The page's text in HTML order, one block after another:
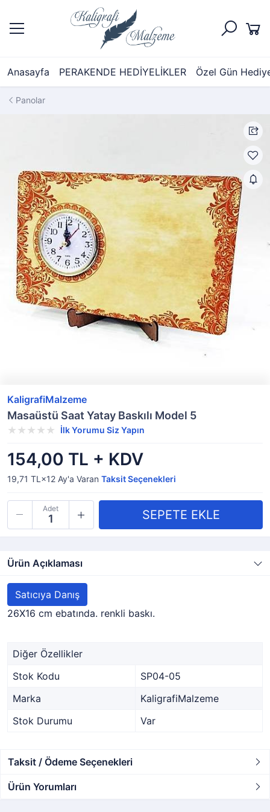
Anasayfa PERAKENDE HEDİYELİKLER Özel Gün
Panolar
KaligrafiMalzeme
Masaüstü Saat Yatay Baskılı Model 5
İlk Yorumu Siz Yapın
154,00 TL + KDV
19,71 TL×12 Ay'a Varan Taksit Seçenekleri
Adet
Ürün Açıklaması
Satıcıya Danış
26X16 cm ebatında. renkli baskı.
Diğer Özellikler
Stok Kodu
SP04-05
Marka
KaligrafiMalzeme
Stok Durumu
Var
Taksit / Ödeme Seçenekleri
Ürün Yorumları